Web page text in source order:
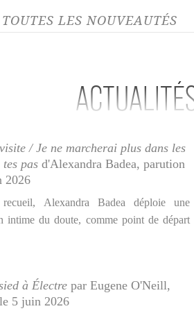
LES NOUVEAUTÉS
/ Je ne marcherai plus dans les
pas d'Alexandra Badea, parution
2026
Alexandra Badea déploie une
intime du doute, comme point de départ
à Électre par Eugene O'Neill,
5 juin 2026